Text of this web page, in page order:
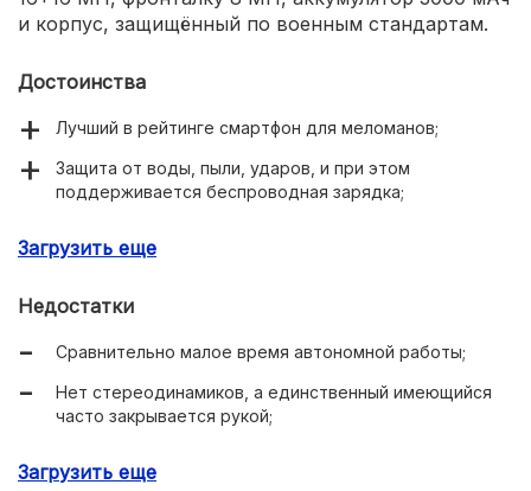
и корпус, защищённый по военным стандартам.
Достоинства
Лучший в рейтинге смартфон для меломанов;
Защита от воды, пыли, ударов, и при этом
поддерживается беспроводная зарядка;
Загрузить еще
Недостатки
Сравнительно малое время автономной работы;
Нет стереодинамиков, а единственный имеющийся
часто закрывается рукой;
оптимизации, как у конкурентов;
Загрузить еще